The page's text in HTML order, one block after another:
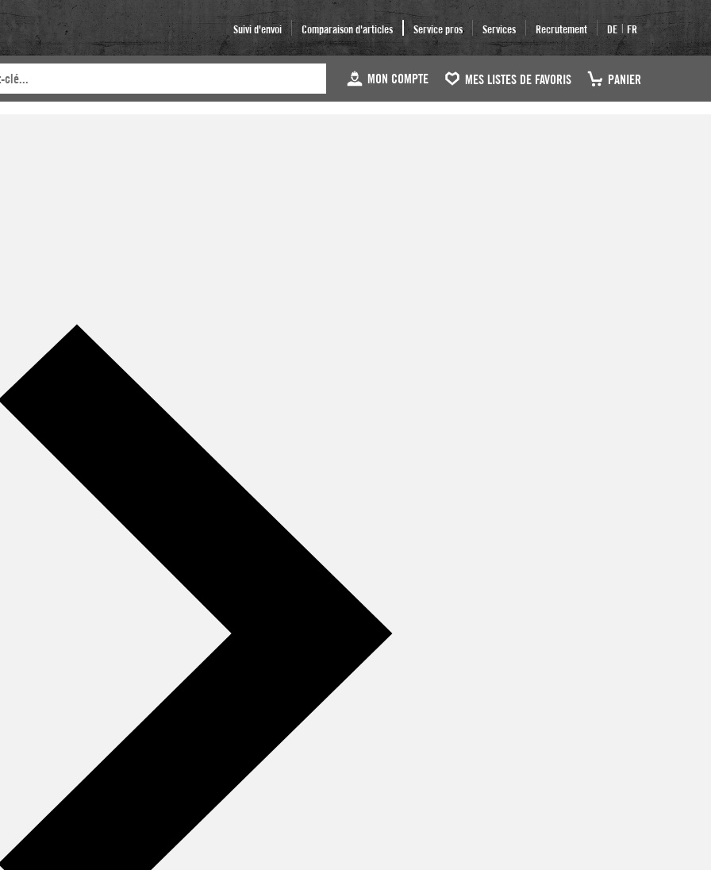
Suivi d'envoi Comparaison d'articles Service pros Services Recrutement DE | FR
MON COMPTE MES LISTES DE FAVORIS PANIER